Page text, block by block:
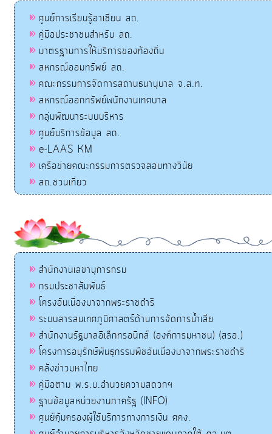
ศูนย์การเรียนรู้อาเซียน สถ.
คู่มือประชาชนสำหรับ สถ.
มาตรฐานการให้บริการของท้องถิ่น
สหกรณ์ออมทรัพย์ สถ.
คณะกรรมการจัดการสถานธนานุบาล จ.ส.ท.
สหกรณ์ออกทรัพย์พนักงานเทศบาล
กลุ่มพัฒนาระบบบริหาร
ศูนย์บริการข้อมูล สถ.
e-LAAS KM
เครือข่ายคณะกรรมการตรวจสอบทางวินัย
สถ.ชวนเที่ยว
สำนักงานเลขานุการกรม
กรมประชาสัมพันธ์
โครงอันเนื่องมาจากพระราชดำริ
ระบบสารสนเทศภูมิศาสตร์ด้านการจัดการน้ำเสีย
สำนักงานรัฐบาลอิเล็กทรอนิกส์ (องค์การมหาชน) (สรอ.)
โครงการอนุรักษ์พันธุกรรมพืชอันเนื่องมาจากพระราชดำริ
คลังข่าวมหาไทย
คู่มือตาม พ.ร.บ.อำนวยความสดวกฯ
ฐานข้อมูลหน่วยงานภาครัฐ (INFO)
ศูนย์คุ้มครองผู้ใช้บริการทางการเงิน ศคง.